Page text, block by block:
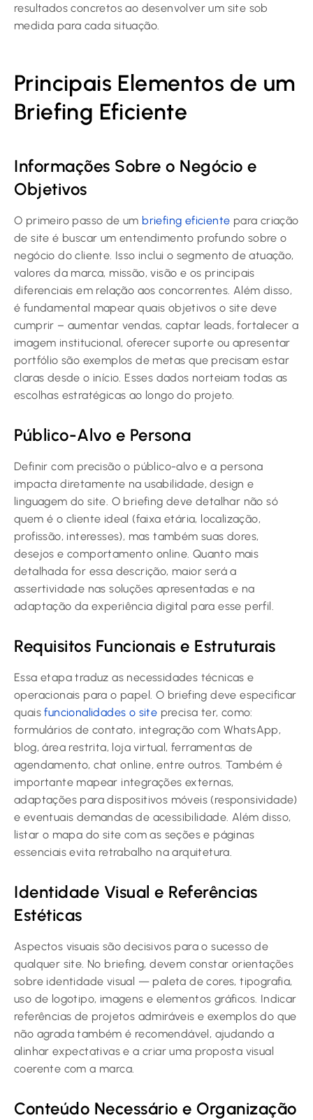
resultados concretos ao desenvolver um site sob
medida para cada situação.
Principais Elementos de um
Briefing Eficiente
Informações Sobre o Negócio e
Objetivos
O primeiro passo de um briefing eficiente para criação
de site é buscar um entendimento profundo sobre o
negócio do cliente. Isso inclui o segmento de atuação,
valores da marca, missão, visão e os principais
diferenciais em relação aos concorrentes. Além disso,
é fundamental mapear quais objetivos o site deve
cumprir – aumentar vendas, captar leads, fortalecer a
imagem institucional, oferecer suporte ou apresentar
portfólio são exemplos de metas que precisam estar
claras desde o início. Esses dados norteiam todas as
escolhas estratégicas ao longo do projeto.
Público-Alvo e Persona
Definir com precisão o público-alvo e a persona
impacta diretamente na usabilidade, design e
linguagem do site. O briefing deve detalhar não só
quem é o cliente ideal (faixa etária, localização,
profissão, interesses), mas também suas dores,
desejos e comportamento online. Quanto mais
detalhada for essa descrição, maior será a
assertividade nas soluções apresentadas e na
adaptação da experiência digital para esse perfil.
Requisitos Funcionais e Estruturais
Essa etapa traduz as necessidades técnicas e
operacionais para o papel. O briefing deve especificar
quaisfuncionalidades o site precisa ter, como:
formulários de contato, integração com WhatsApp,
blog, área restrita, loja virtual, ferramentas de
agendamento, chat online, entre outros. Também é
importante mapear integrações externas,
adaptações para dispositivos móveis (responsividade)
e eventuais demandas de acessibilidade. Além disso,
listar o mapa do site com as seções e páginas
essenciais evita retrabalho na arquitetura.
Identidade Visual e Referências
Estéticas
Aspectos visuais são decisivos para o sucesso de
qualquer site. No briefing, devem constar orientações
sobre identidade visual — paleta de cores, tipografia,
uso de logotipo, imagens e elementos gráficos. Indicar
referências de projetos admiráveis e exemplos do que
não agrada também é recomendável, ajudando a
alinhar expectativas e a criar uma proposta visual
coerente com a marca.
Conteúdo Necessário e Organização